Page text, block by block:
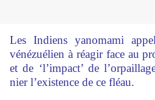
Les Indiens yanomami
vénézuélien à réagir face au
et de ‘l’impact’ de
nier l’existence de ce fléau.